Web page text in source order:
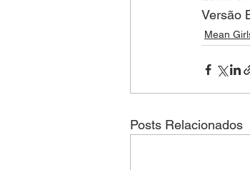
Versão
Mean
Posts Relacionados